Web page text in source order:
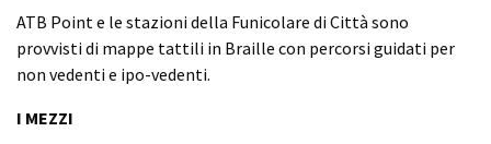
ATB Point e le stazioni della Funicolare di Città sono
provvisti di mappe tattili in Braille con percorsi guidati per
non vedenti e ipo-vedenti.
I MEZZI